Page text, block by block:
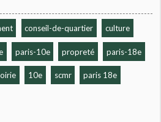
conseil-de-quartier culture
paris-10e propreté paris-18e
10e scmr paris 18e